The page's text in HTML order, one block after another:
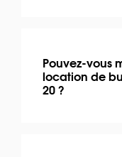
Pouvez-vous
location de
20 ?